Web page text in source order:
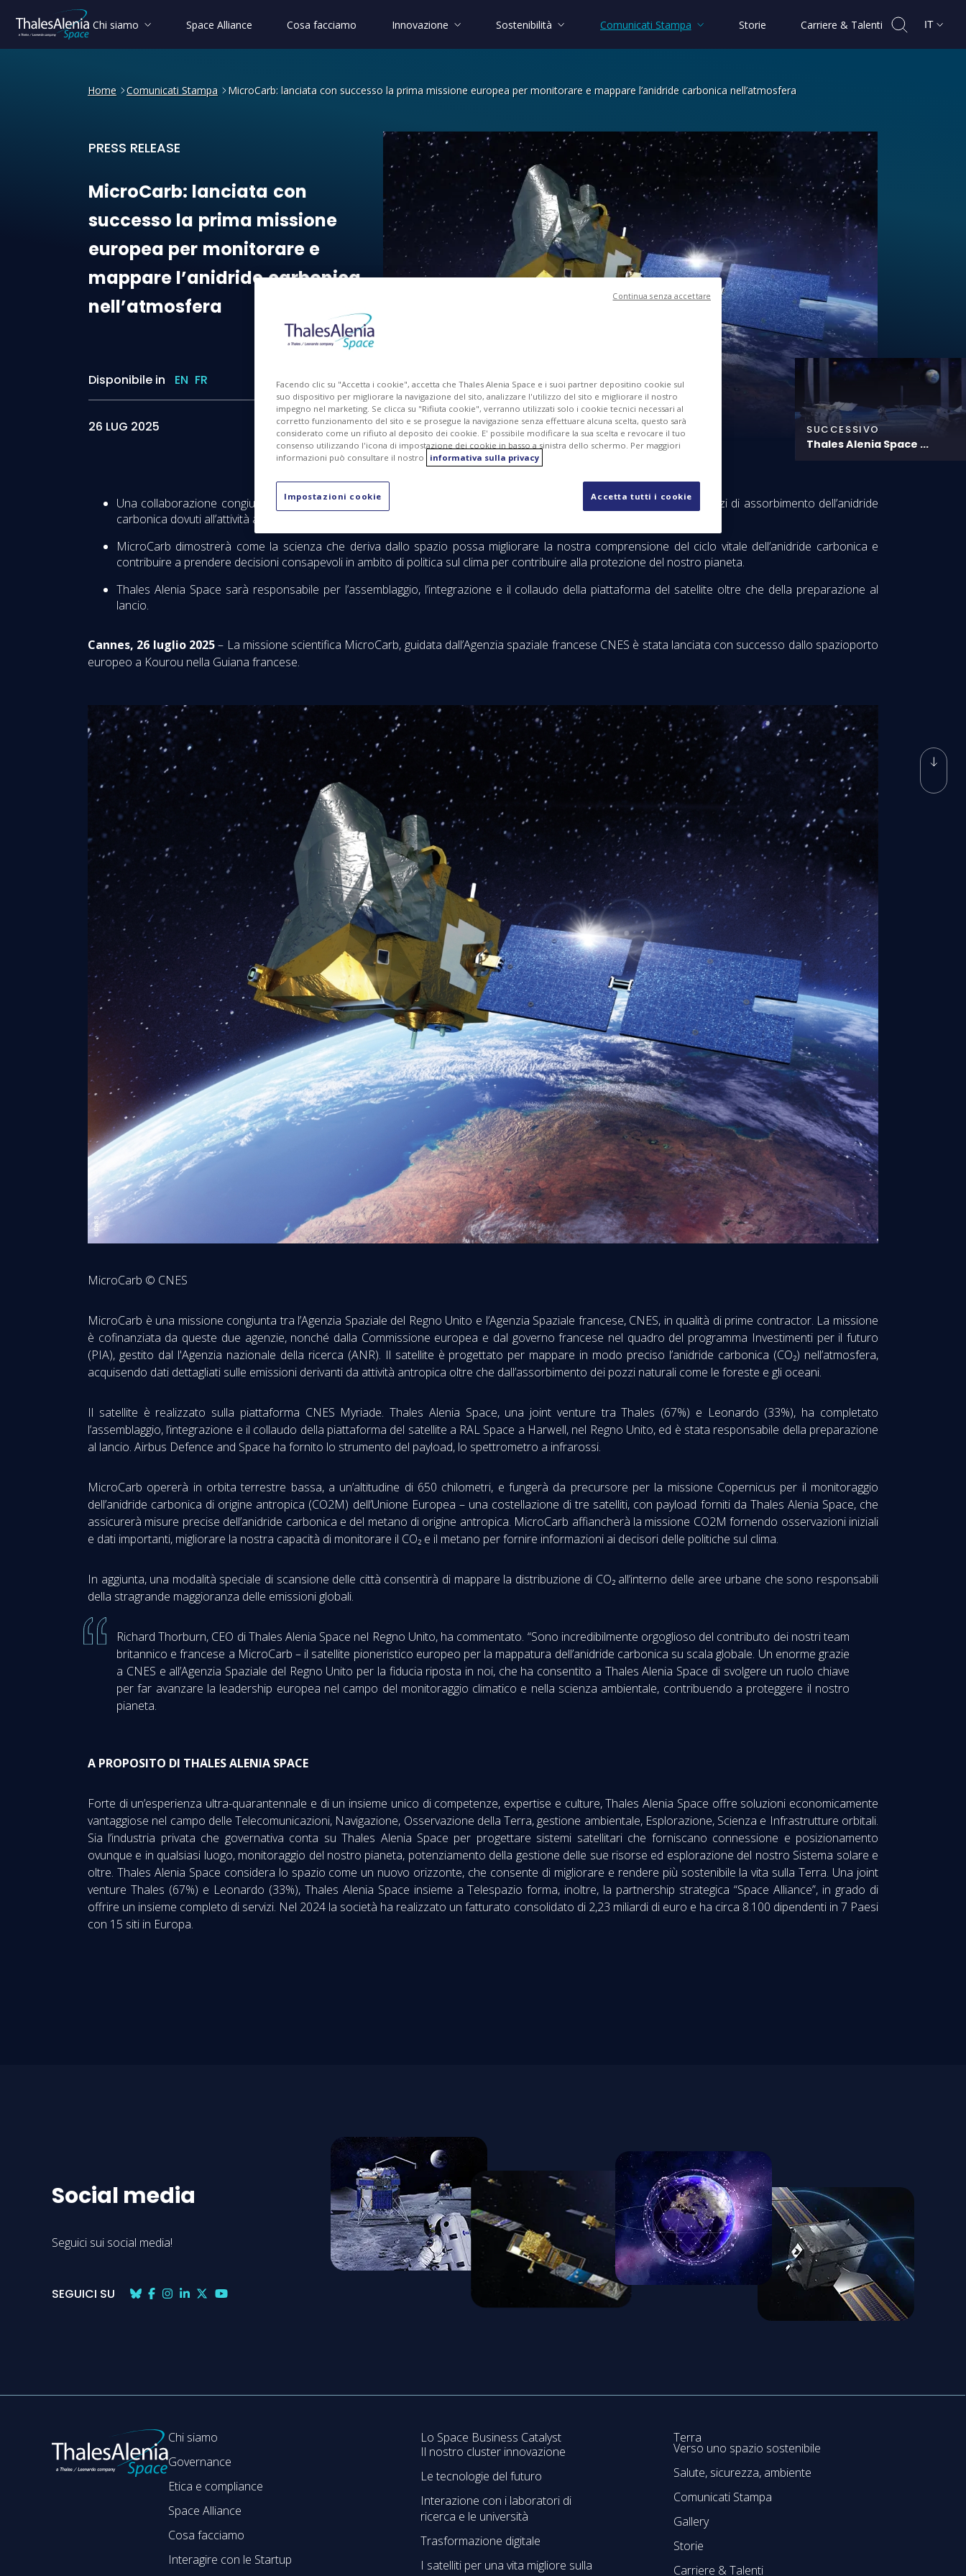
Chi siamo Space Alliance Cosa facciamo Innovazione Sostenibilità Comunicati Stampa Storie Carriere & Talenti IT
Home Comunicati Stampa MicroCarb: lanciata con successo la prima missione europea per monitorare e mappare l’anidride carbonica nell’atmosfera
PRESS RELEASE
MicroCarb: lanciata con successo la prima missione europea per monitorare e mappare l’anidride
MicroCarb: lanciata con
successo la prima missione
europea per monitorare e
mappare l’anidridecarbonica
nell’atmosfera
Disponibile in EN FR IMG PDF
26 LUG 2025 SUCCESSIVO
Thales Alenia Space ...
Una collaborazione congiunta tra Francia e Regno Unito per mappare, su scala globale, le fonti di emissione e i pozzi di assorbimento dell’anidride
carbonica dovuti all’attività antropica.
MicroCarb dimostrerà come la scienza che deriva dallo spazio possa migliorare la nostra comprensione del ciclo vitale dell’anidride carbonica e
contribuire a prendere decisioni consapevoli in ambito di politica sul clima per contribuire alla protezione del nostro pianeta.
Thales Alenia Space sarà responsabile per l’assemblaggio, l’integrazione e il collaudo della piattaforma del satellite oltre che della preparazione al
lancio.
Cannes, 26 luglio 2025– La missione scientifica MicroCarb, guidata dall’Agenzia spaziale francese CNES è stata lanciata con successo dallo spazioporto
europeo a Kourou nella Guiana francese.
MicroCarb © CNES
MicroCarb è una missione congiunta tra l’Agenzia Spaziale del Regno Unito e l’Agenzia Spaziale francese, CNES, in qualità di prime contractor. La missione
è cofinanziata da queste due agenzie, nonché dalla Commissione europea e dal governo francese nel quadro del programma Investimenti per il futuro
(PIA), gestito dal l'Agenzia nazionale della ricerca (ANR). Il satellite è progettato per mappare in modo preciso l’anidride carbonica (CO₂) nell’atmosfera,
acquisendo dati dettagliati sulle emissioni derivanti da attività antropica oltre che dall’assorbimento dei pozzi naturali come le foreste e gli oceani.
Il satellite è realizzato sulla piattaforma CNES Myriade. Thales Alenia Space, una joint venture tra Thales (67%) e Leonardo (33%), ha completato
l’assemblaggio, l’integrazione e il collaudo della piattaforma del satellite a RAL Space a Harwell, nel Regno Unito, ed è stata responsabile della preparazione
al lancio. Airbus Defence and Space ha fornito lo strumento del payload, lo spettrometro a infrarossi.
MicroCarb opererà in orbita terrestre bassa, a un’altitudine di 650 chilometri, e fungerà da precursore per la missione Copernicus per il monitoraggio
dell’anidride carbonica di origine antropica (CO2M) dell’Unione Europea – una costellazione di tre satelliti, con payload forniti da Thales Alenia Space, che
assicurerà misure precise dell’anidride carbonica e del metano di origine antropica. MicroCarb affiancherà la missione CO2M fornendo osservazioni iniziali
e dati importanti, migliorare la nostra capacità di monitorare il CO₂ e il metano per fornire informazioni ai decisori delle politiche sul clima.
In aggiunta, una modalità speciale di scansione delle città consentirà di mappare la distribuzione di CO₂ all’interno delle aree urbane che sono responsabili
della stragrande maggioranza delle emissioni globali.
Richard Thorburn, CEO di Thales Alenia Space nel Regno Unito, ha commentato. “Sono incredibilmente orgoglioso del contributo dei nostri team
britannico e francese a MicroCarb – il satellite pioneristico europeo per la mappatura dell’anidride carbonica su scala globale. Un enorme grazie
a CNES e all’Agenzia Spaziale del Regno Unito per la fiducia riposta in noi, che ha consentito a Thales Alenia Space di svolgere un ruolo chiave
per far avanzare la leadership europea nel campo del monitoraggio climatico e nella scienza ambientale, contribuendo a proteggere il nostro
pianeta.
A PROPOSITO DI THALES ALENIA SPACE
Forte di un’esperienza ultra-quarantennale e di un insieme unico di competenze, expertise e culture, Thales Alenia Space offre soluzioni economicamente
vantaggiose nel campo delle Telecomunicazioni, Navigazione, Osservazione della Terra, gestione ambientale, Esplorazione, Scienza e Infrastrutture orbitali.
Sia l’industria privata che governativa conta su Thales Alenia Space per progettare sistemi satellitari che forniscano connessione e posizionamento
ovunque e in qualsiasi luogo, monitoraggio del nostro pianeta, potenziamento della gestione delle sue risorse ed esplorazione del nostro Sistema solare e
oltre. Thales Alenia Space considera lo spazio come un nuovo orizzonte, che consente di migliorare e rendere più sostenibile la vita sulla Terra. Una joint
venture Thales (67%) e Leonardo (33%), Thales Alenia Space insieme a Telespazio forma, inoltre, la partnership strategica “Space Alliance”, in grado di
offrire un insieme completo di servizi. Nel 2024 la società ha realizzato un fatturato consolidato di 2,23 miliardi di euro e ha circa 8.100 dipendenti in 7 Paesi
con 15 siti in Europa.
Social media
Seguici sui social media!
SEGUICI SU
Chi siamo
Governance
Etica e compliance
Space Alliance
Cosa facciamo
Interagire con le Startup
Lo Space Business Catalyst
Il nostro cluster innovazione
Le tecnologie del futuro
Interazione con i laboratori di
ricerca e le università
Trasformazione digitale
I satelliti per una vita migliore sulla
Terra
Verso uno spazio sostenibile
Salute, sicurezza, ambiente
Comunicati Stampa
Gallery
Storie
Carriere & Talenti
Facendo clic su "Accetta i cookie", accetta che Thales Alenia Space e i suoi partner depositino cookie sul
suo dispositivo per migliorare la navigazione del sito, analizzare l'utilizzo del sito e migliorare il nostro
impegno nel marketing. Se clicca su "Rifiuta cookie", verranno utilizzati solo i cookie tecnici necessari al
corretto funzionamento del sito e se prosegue la navigazione senza effettuare alcuna scelta, questo sarà
considerato come un rifiuto al deposito dei cookie. E' possibile modificare la sua scelta e revocare il tuo
consenso utilizzando l'icona di impostazione dei cookie in basso a sinistra dello schermo. Per maggiori
informazioni può consultare il nostro
informativa sulla privacy
Impostazioni cookie Accetta tutti i cookie
Continua senza accettare